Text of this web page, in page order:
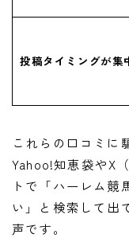
投稿タイミングが集
これらの口コミに
Yahoo!知恵袋やX
トで「ハーレム競
い」と検索して出
声です。